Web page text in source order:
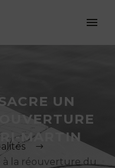
UN
MARTIN
à la réouverture du